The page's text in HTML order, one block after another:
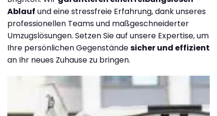
Ablauf und eine stressfreie Erfahrung, dank unseres
professionellen Teams und maßgeschneiderter
Umzugslösungen. Setzen Sie auf unsere Expertise, um
Ihre persönlichen Gegenständesicher und effizient
an Ihr neues Zuhause zu bringen.